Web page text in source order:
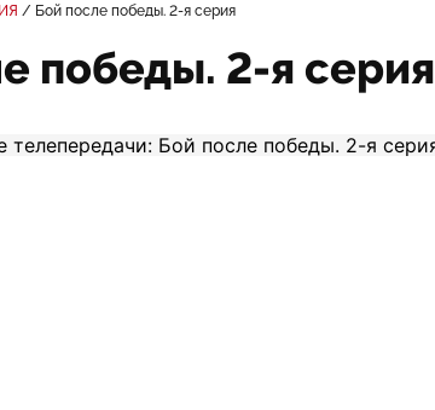
Бой после победы. 2-я серия
победы. 2-я серия